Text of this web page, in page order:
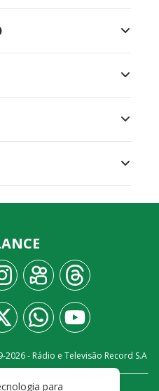
2026- Rádio e Televisão Record S.A
para